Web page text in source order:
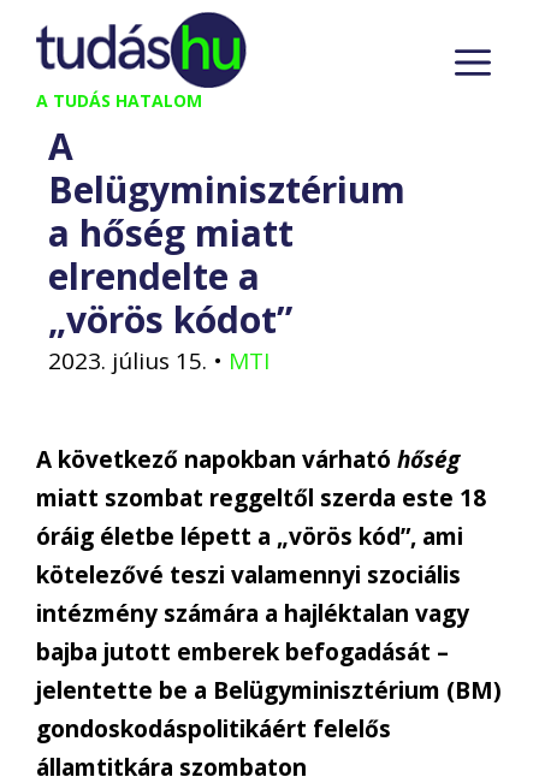
Kilépés
tartalomba
A TUDÁS HATALOM
A
Belügyminisztérium
a hőség miatt
elrendelte a
„vörös kódot”
2023. július 15. • MTI
A következő napokban várható hőség
miatt szombat reggeltől szerda este 18
óráig életbe lépett a „vörös kód”, ami
kötelezővé teszi valamennyi szociális
intézmény számára a hajléktalan vagy
bajba jutott emberek befogadását –
jelentette be a Belügyminisztérium (BM)
gondoskodáspolitikáért felelős
államtitkára szombaton